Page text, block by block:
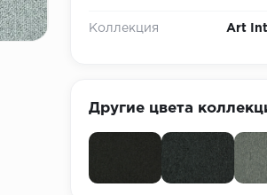
Коллекция Art
Другие цвета